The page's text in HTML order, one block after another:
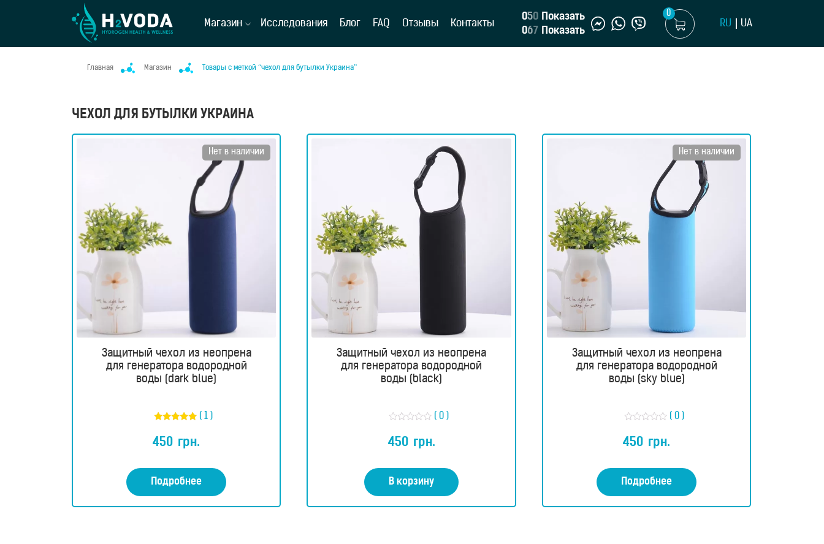
Магазин Исследования Блог FAQ Отзывы Контакты
050
Показать
067 Показать
0
RU UA
Главная Магазин Товары с меткой “чехол для бутылки Украина”
ЧЕХОЛ ДЛЯ БУТЫЛКИ УКРАИНА
Нет в наличии
Защитный чехол из неопрена
для генератора водородной
воды (dark blue)
5.00
из 5
( 1 )
450 грн.
Подробнее
Защитный чехол из неопрена
для генератора водородной
воды (black)
ц
е
а
0
и
( 0 )
450 грн.
В корзину
Нет в наличии
Защитный чехол из неопрена
для генератора водородной
воды (sky blue)
ц
е
а
0
и
( 0 )
450 грн.
Подробнее